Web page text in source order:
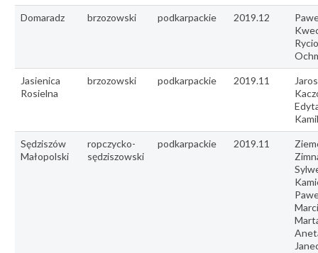
Domaradz brzozowski podkarpackie 2019.12
Jasienica
Rosielna
brzozowski podkarpackie 2019.11
Sędziszów
Małopolski
ropczycko-
sędziszowski
podkarpackie 2019.11